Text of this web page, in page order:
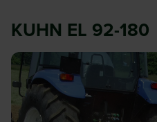
KUHN EL 92-180